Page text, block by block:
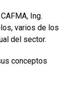
Ing.
varios de los
del sector.
conceptos